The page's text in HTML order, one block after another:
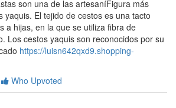
son una de las artesaníFigura más
yaquis. El tejido de cestos es una tacto
a hijas, en la que se utiliza fibra de
Los cestos yaquis son reconocidos por su
https://luisn642qxd9.shopping-
Who Upvoted